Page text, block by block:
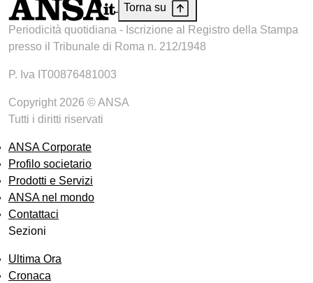
Torna su
Periodicità quotidiana - Iscrizione al Registro della Stampa
presso il Tribunale di Roma n. 212/1948
P. Iva IT00876481003
Copyright 2026 © ANSA
Tutti i diritti riservati
ANSA Corporate
Profilo societario
Prodotti e Servizi
ANSA nel mondo
Contattaci
Sezioni
Ultima Ora
Cronaca